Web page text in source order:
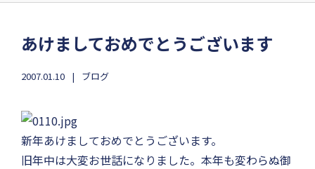
あけましておめでとうございます
2007.01.10 ブログ
新年あけましておめでとうございます。
旧年中は大変お世話になりました。本年も変わらぬ御